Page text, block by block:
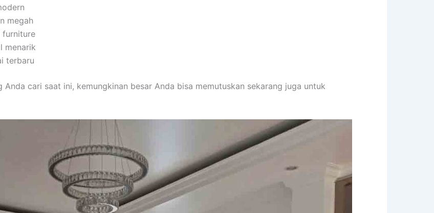
megah
furniture
menarik
terbaru
cari saat ini, kemungkinan besar Anda bisa memutuskan sekarang juga untuk